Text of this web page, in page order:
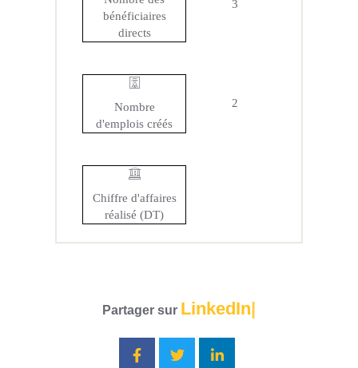
bénéficiaires
directs
3
Nombre
d'emplois créés
2
Chiffre d'affaires
réalisé (DT)
Partager sur LinkedIn